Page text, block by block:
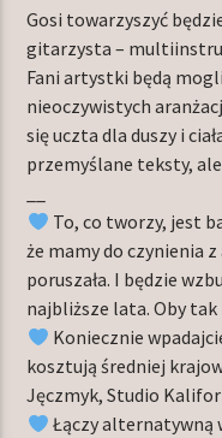
Gosi towarzyszyć
gitarzysta –
Fani artystki będą
nieoczywistych
się uczta dla duszy i
przemyślane teksty,
To, co tworzy, jest
że mamy do czynienia
poruszała. I będzie
najbliższe lata. Oby tak
Koniecznie
kosztują średniej
Jęczmyk, Studio
Łączy alternatywną